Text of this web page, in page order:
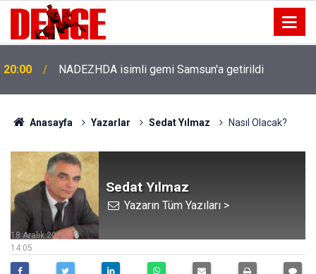
20:00 NADEZHDA isimli gemi Samsun'a getirildi
Anasayfa Yazarlar Sedat Yılmaz Nasıl Olacak?
Sedat Yılmaz
Yazarın Tüm Yazıları >
14:05
18 Aralık 2016